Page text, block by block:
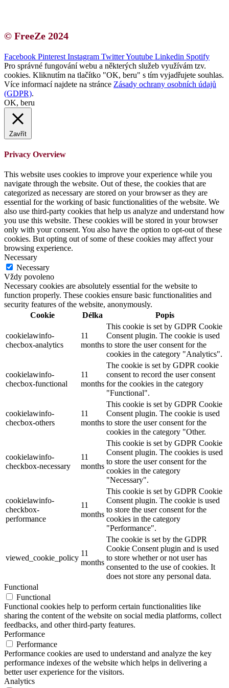
© FreeZe 2024
Facebook Pinterest Instagram TwitterYoutube Linkedin Spotify
Pro správné fungování webu a některých služeb využívám tzv.
cookies. Kliknutím na tlačítko "OK, beru" s tím vyjadřujete souhlas.
Více informací najdete na stránce Zásady ochrany osobních údajů
(GDPR).
OK, beru
Zavřít
Privacy Overview
This website uses cookies to improve your experience while you
navigate through the website. Out of these, the cookies that are
categorized as necessary are stored on your browser as they are
essential for the working of basic functionalities of the website. We
also use third-party cookies that help us analyze and understand how
you use this website. These cookies will be stored in your browser
only with your consent. You also have the option to opt-out of these
cookies. But opting out of some of these cookies may affect your
browsing experience.
Necessary
Necessary
Vždy povoleno
Necessary cookies are absolutely essential for the website to
function properly. These cookies ensure basic functionalities and
security features of the website, anonymously.
Cookie
Délka Popis
cookielawinfo-
checbox-analytics
11
months
This cookie is set by GDPR Cookie
Consent plugin. The cookie is used
to store the user consent for the
cookies in the category "Analytics".
cookielawinfo-
checbox-functional
11
months
The cookie is set by GDPR cookie
consent to record the user consent
for the cookies in the category
"Functional".
cookielawinfo-
checbox-others
11
months
This cookie is set by GDPR Cookie
Consent plugin. The cookie is used
to store the user consent for the
cookies in the category "Other.
cookielawinfo-
checkbox-necessary
11
months
This cookie is set by GDPR Cookie
Consent plugin. The cookies is used
to store the user consent for the
cookies in the category
"Necessary".
cookielawinfo-
checkbox-
performance
11
months
This cookie is set by GDPR Cookie
Consent plugin. The cookie is used
to store the user consent for the
cookies in the category
"Performance".
viewed_cookie_policy
11
months
The cookie is set by the GDPR
Cookie Consent plugin and is used
to store whether or not user has
consented to the use of cookies. It
does not store any personal data.
Functional
Functional
Functional cookies help to perform certain functionalities like
sharing the content of the website on social media platforms, collect
feedbacks, and other third-party features.
Performance
Performance
Performance cookies are used to understand and analyze the key
performance indexes of the website which helps in delivering a
better user experience for the visitors.
Analytics